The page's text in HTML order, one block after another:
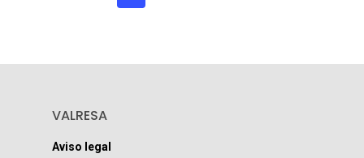
VALRESA
Aviso legal